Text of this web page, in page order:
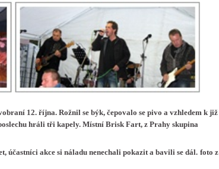
12. října. Rožnil se býk, čepovalo se pivo a vzhledem k již
hráli tři kapely. Místní Brisk Fart, z Prahy skupina
účastníci akce si náladu nenechali pokazit a bavili se dál. foto z